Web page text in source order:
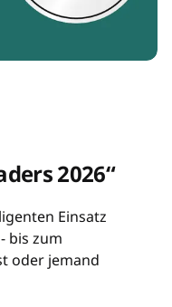
2026“
Einsatz
bis zum
oder jemand